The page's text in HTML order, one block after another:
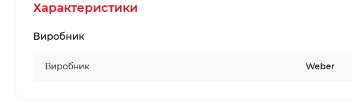
Характеристики
Виробник
Виробник Weber